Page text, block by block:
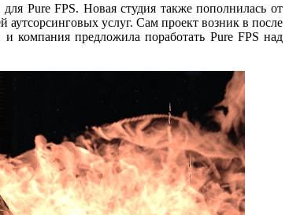
Pure FPS. Новая студия также пополнилась от
аутсорсинговых услуг. Сам проект возник в после
компания предложила поработать Pure FPS над